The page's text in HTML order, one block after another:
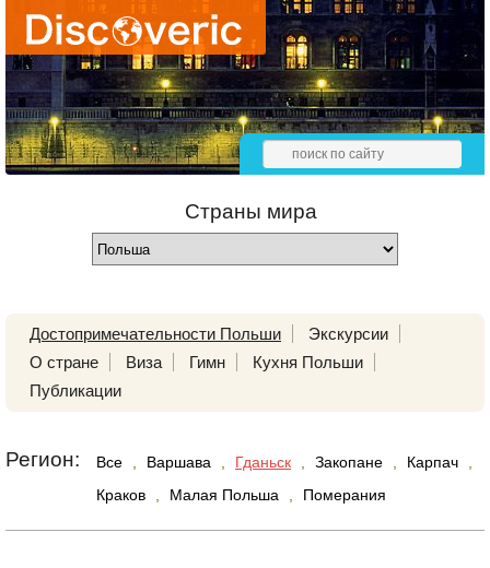
Страны мира
Достопримечательности Польши
Экскурсии
О стране
Виза Гимн
Кухня Польши
Публикации
Регион: Все Варшава Гданьск Закопане Карпач
Краков
Малая Польша Померания